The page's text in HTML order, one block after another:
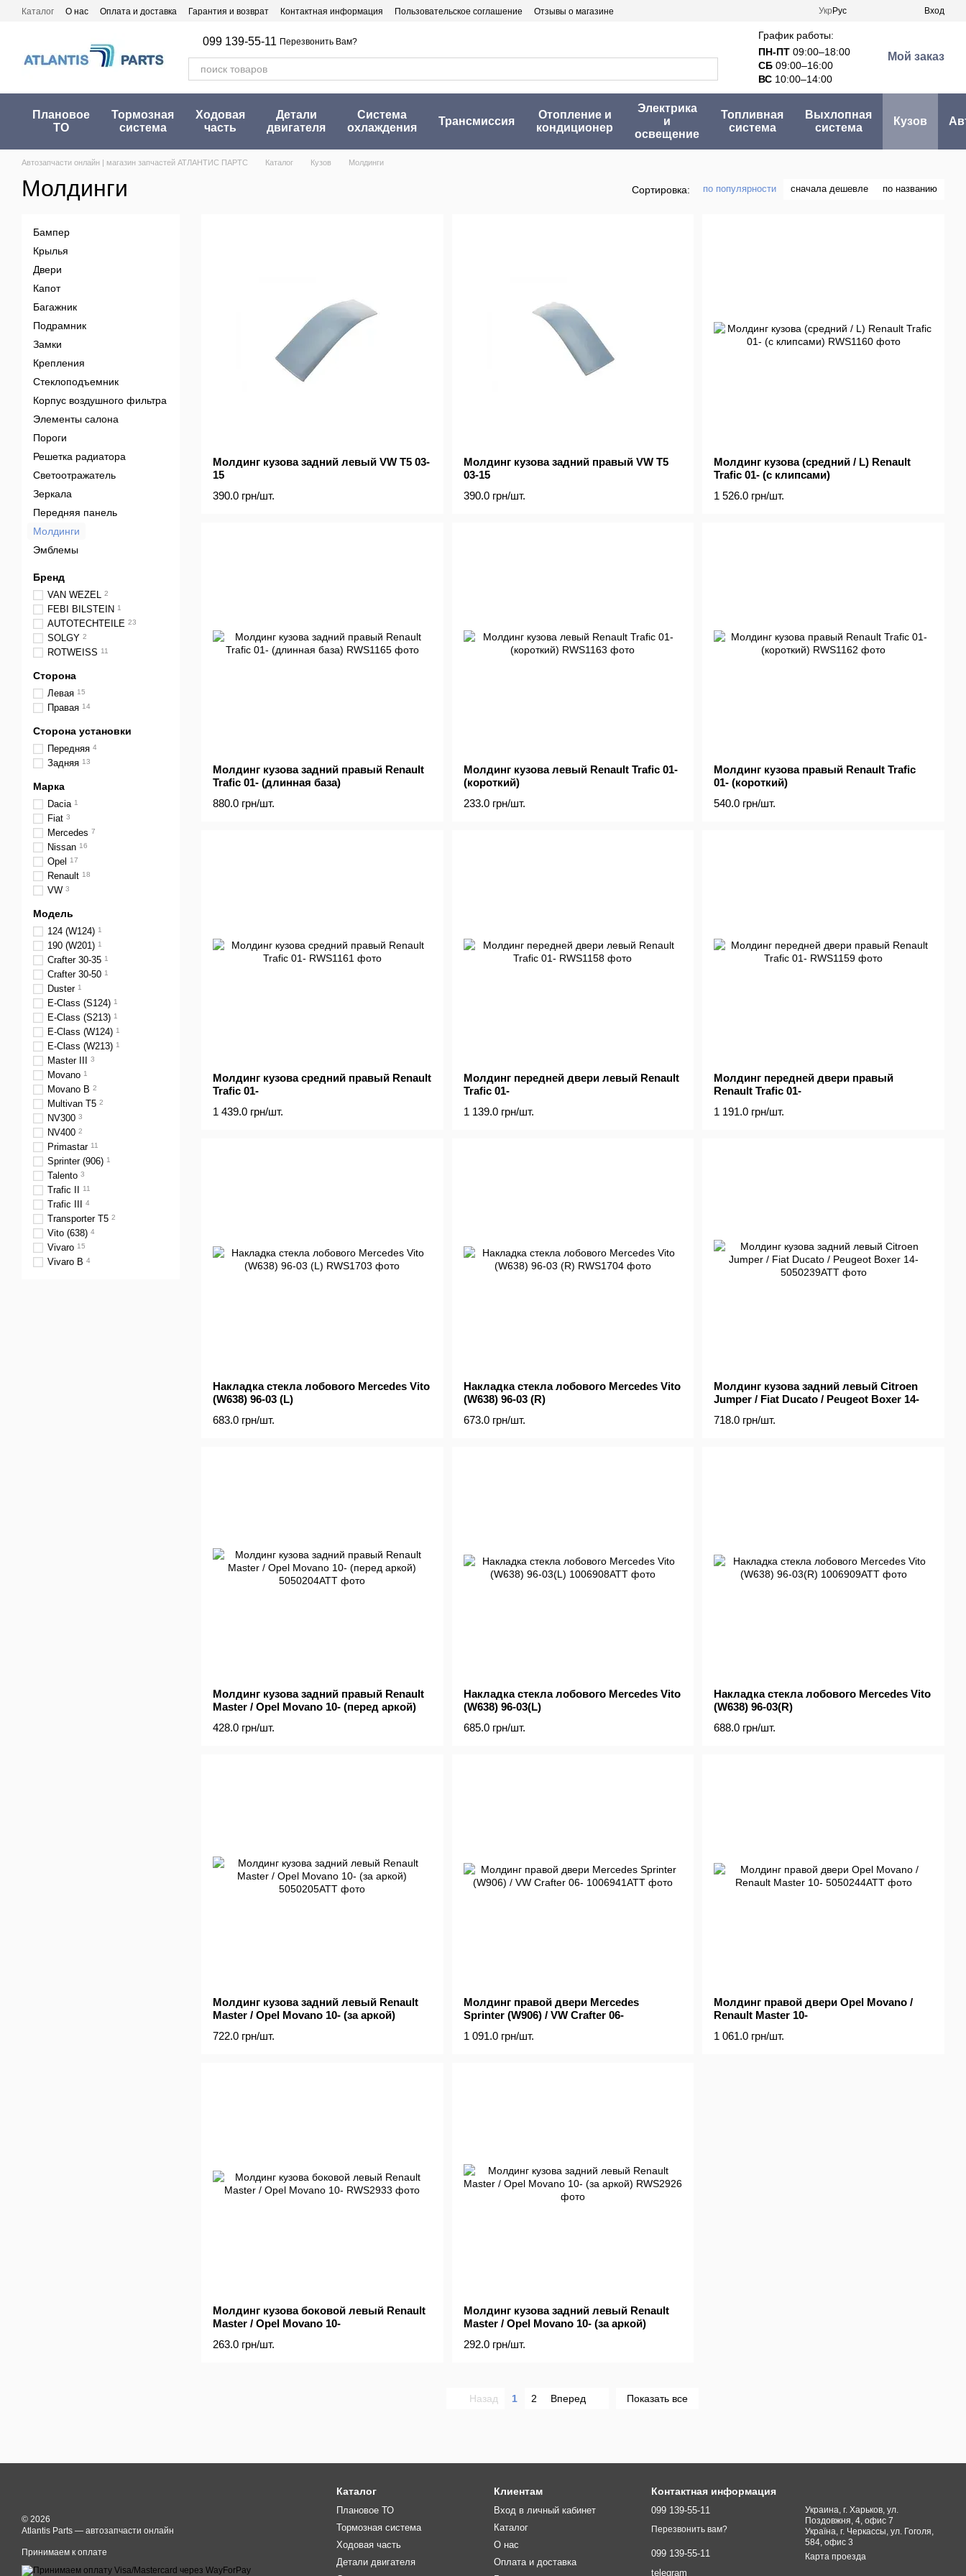
Перейти к основному контенту
Каталог О нас Оплата и доставка Гарантия и возврат Контактная информация Пользовательское соглашение Отзывы о магазине Укр Рус Вход
099 139-55-11 Перезвонить Вам?
График работы:
ПН-ПТ 09:00–18:00
СБ 09:00–16:00
ВС 10:00–14:00
Мой заказ
Плановое
ТО
Тормозная
система
Ходовая
часть
Детали
двигателя
Система
охлаждения
Трансмиссия
Отопление и
кондиционер
Электрика
и
освещение
Топливная
система
Выхлопная
система
Кузов
Автозапчасти онлайн | магазин запчастей АТЛАНТИС ПАРТС Каталог Кузов Молдинги
Молдинги Сортировка: по популярности сначала дешевле по названию
Молдинг кузова задний левый VW T5 03-
15
390.0 грн/шт.
Молдинг кузова задний правый VW T5
03-15
390.0 грн/шт.
Молдинг кузова (средний / L) Renault
Trafic 01- (с клипсами)
1 526.0 грн/шт.
Молдинг кузова задний правый Renault
Trafic 01- (длинная база)
880.0 грн/шт.
Молдинг кузова левый Renault Trafic 01-
(короткий)
233.0 грн/шт.
Молдинг кузова правый Renault Trafic
01- (короткий)
540.0 грн/шт.
Молдинг кузова средний правый Renault
Trafic 01-
1 439.0 грн/шт.
Молдинг передней двери левый Renault
Trafic 01-
1 139.0 грн/шт.
Молдинг передней двери правый
Renault Trafic 01-
1 191.0 грн/шт.
Накладка стекла лобового Mercedes Vito
(W638) 96-03 (L)
683.0 грн/шт.
Накладка стекла лобового Mercedes Vito
(W638) 96-03 (R)
673.0 грн/шт.
Молдинг кузова задний левый Citroen
Jumper / Fiat Ducato / Peugeot Boxer 14-
718.0 грн/шт.
Молдинг кузова задний правый Renault
Master / Opel Movano 10- (перед аркой)
428.0 грн/шт.
Накладка стекла лобового Mercedes Vito
(W638) 96-03(L)
685.0 грн/шт.
Накладка стекла лобового Mercedes Vito
(W638) 96-03(R)
688.0 грн/шт.
Молдинг кузова задний левый Renault
Master / Opel Movano 10- (за аркой)
722.0 грн/шт.
Молдинг правой двери Mercedes
Sprinter (W906) / VW Crafter 06-
1 091.0 грн/шт.
Молдинг правой двери Opel Movano /
Renault Master 10-
1 061.0 грн/шт.
Молдинг кузова боковой левый Renault
Master / Opel Movano 10-
263.0 грн/шт.
Молдинг кузова задний левый Renault
Master / Opel Movano 10- (за аркой)
292.0 грн/шт.
Назад 1 2 Вперед Показать все
Бампер
Крылья
Двери
Капот
Багажник
Подрамник
Замки
Крепления
Стеклоподъемник
Корпус воздушного фильтра
Элементы салона
Пороги
Решетка радиатора
Светоотражатель
Зеркала
Передняя панель
Молдинги
Эмблемы
Бренд
VAN WEZEL 2
FEBI BILSTEIN 1
AUTOTECHTEILE 23
SOLGY 2
ROTWEISS 11
Сторона
Левая 15
Правая 14
Сторона установки
Передняя 4
Задняя 13
Марка
Dacia 1
Fiat 3
Mercedes 7
Nissan 16
Opel 17
Renault 18
VW 3
Модель
124 (W124) 1
190 (W201) 1
Crafter 30-35 1
Crafter 30-50 1
Duster 1
E-Class (S124) 1
E-Class (S213) 1
E-Class (W124) 1
E-Class (W213) 1
Master III 3
Movano 1
Movano B 2
Multivan T5 2
NV300 3
NV400 2
Primastar 11
Sprinter (906) 1
Talento 3
Trafic II 11
Trafic III 4
Transporter T5 2
Vito (638) 4
Vivaro 15
Vivaro B 4
© 2026
Atlantis Parts — автозапчасти онлайн
Принимаем к оплате
Каталог
Плановое ТО
Тормозная система
Ходовая часть
Детали двигателя
Клиентам
Вход в личный кабинет
Каталог
О нас
Оплата и доставка
Контактная информация
099 139-55-11
Перезвонить вам?
099 139-55-11
telegram
Украина, г. Харьков, ул.
Поздовжня, 4, офис 7
Україна, г. Черкассы, ул. Гоголя,
584, офис 3
Карта проезда